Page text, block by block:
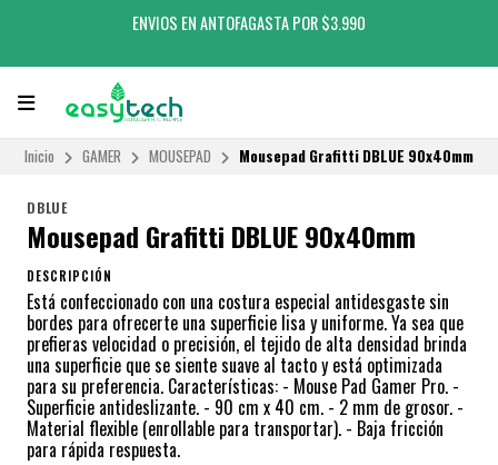
ENVIOS EN ANTOFAGASTA POR $3.990
Inicio GAMER MOUSEPAD Mousepad Grafitti DBLUE 90x40mm
DBLUE
Mousepad Grafitti DBLUE 90x40mm
DESCRIPCIÓN
Está confeccionado con una costura especial antidesgaste sin
bordes para ofrecerte una superficie lisa y uniforme. Ya sea que
prefieras velocidad o precisión, el tejido de alta densidad brinda
una superficie que se siente suave al tacto y está optimizada
para su preferencia. Características: - Mouse Pad Gamer Pro. -
Superficie antideslizante. - 90 cm x 40 cm. - 2 mm de grosor. -
Material flexible (enrollable para transportar). - Baja fricción
para rápida respuesta.